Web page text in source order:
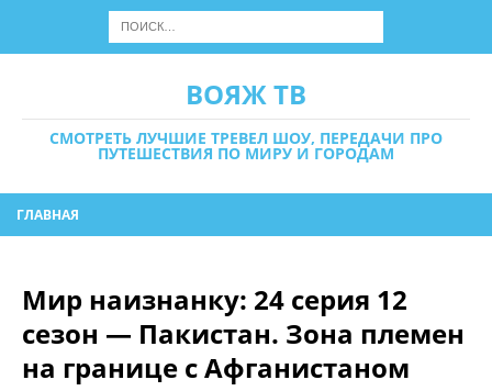
ВОЯЖ ТВ
СМОТРЕТЬ ЛУЧШИЕ ТРЕВЕЛ ШОУ, ПЕРЕДАЧИ ПРО
ПУТЕШЕСТВИЯ ПО МИРУ И ГОРОДАМ
ГЛАВНАЯ
Мир наизнанку: 24 серия 12
сезон — Пакистан. Зона племен
на границе с Афганистаном